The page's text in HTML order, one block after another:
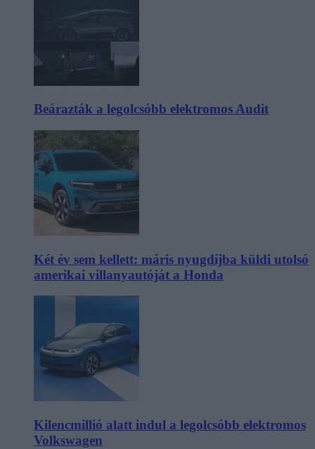
Beárazták a legolcsóbb elektromos Audit
Két év sem kellett: máris nyugdíjba küldi utolsó
amerikai villanyautóját a Honda
Kilencmillió alatt indul a legolcsóbb elektromos
Volkswagen